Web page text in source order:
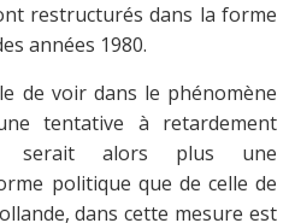
restructurés dans la forme
années 1980.
de voir dans le phénomène
tentative à retardement
serait alors plus une
politique que de celle de
dans cette mesure est